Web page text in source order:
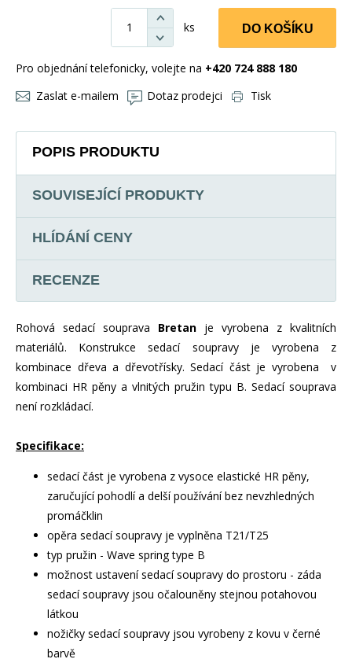
ks DO KOŠÍKU
Pro objednání telefonicky, volejte na +420 724 888 180
Zaslat e-mailem
Dotaz prodejci Tisk
POPIS PRODUKTU
SOUVISEJÍCÍ PRODUKTY
HLÍDÁNÍ CENY
RECENZE
Rohová sedací souprava Bretan je vyrobena z kvalitních
materiálů. Konstrukce sedací soupravy je vyrobena z
kombinace dřeva a dřevotřísky. Sedací část je vyrobena v
kombinaci HR pěny a vlnitých pružin typu B. Sedací souprava
není rozkládací.
Specifikace:
sedací část je vyrobena z vysoce elastické HR pěny,
zaručující pohodlí a delší používání bez nevzhledných
promáčklin
opěra sedací soupravy je vyplněna T21/T25
typ pružin - Wave spring type B
možnost ustavení sedací soupravy do prostoru - záda
sedací soupravy jsou očalouněny stejnou potahovou
látkou
nožičky sedací soupravy jsou vyrobeny z kovu v černé
barvě